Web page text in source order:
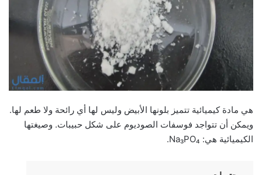
هي مادة كيميائية تتميز بلونها الأبيض وليس لها أي رائحة ولا طعم لها.
ويمكن أن تتواجد فوسفات الصوديوم على شكل حبيبات. وصيغتها
الكيميائية هي: Na₃PO₄.